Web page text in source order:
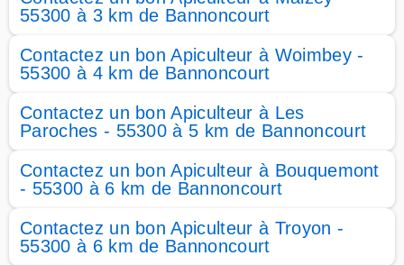
55300 à 3 km de Bannoncourt
Contactez un bon Apiculteur à Woimbey -
55300 à 4 km de Bannoncourt
Contactez un bon Apiculteur à Les
Paroches - 55300 à 5 km de Bannoncourt
Contactez un bon Apiculteur à Bouquemont
- 55300 à 6 km de Bannoncourt
Contactez un bon Apiculteur à Troyon -
55300 à 6 km de Bannoncourt